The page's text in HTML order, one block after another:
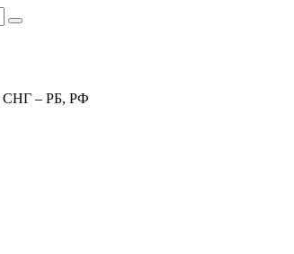
СНГ – РБ, РФ